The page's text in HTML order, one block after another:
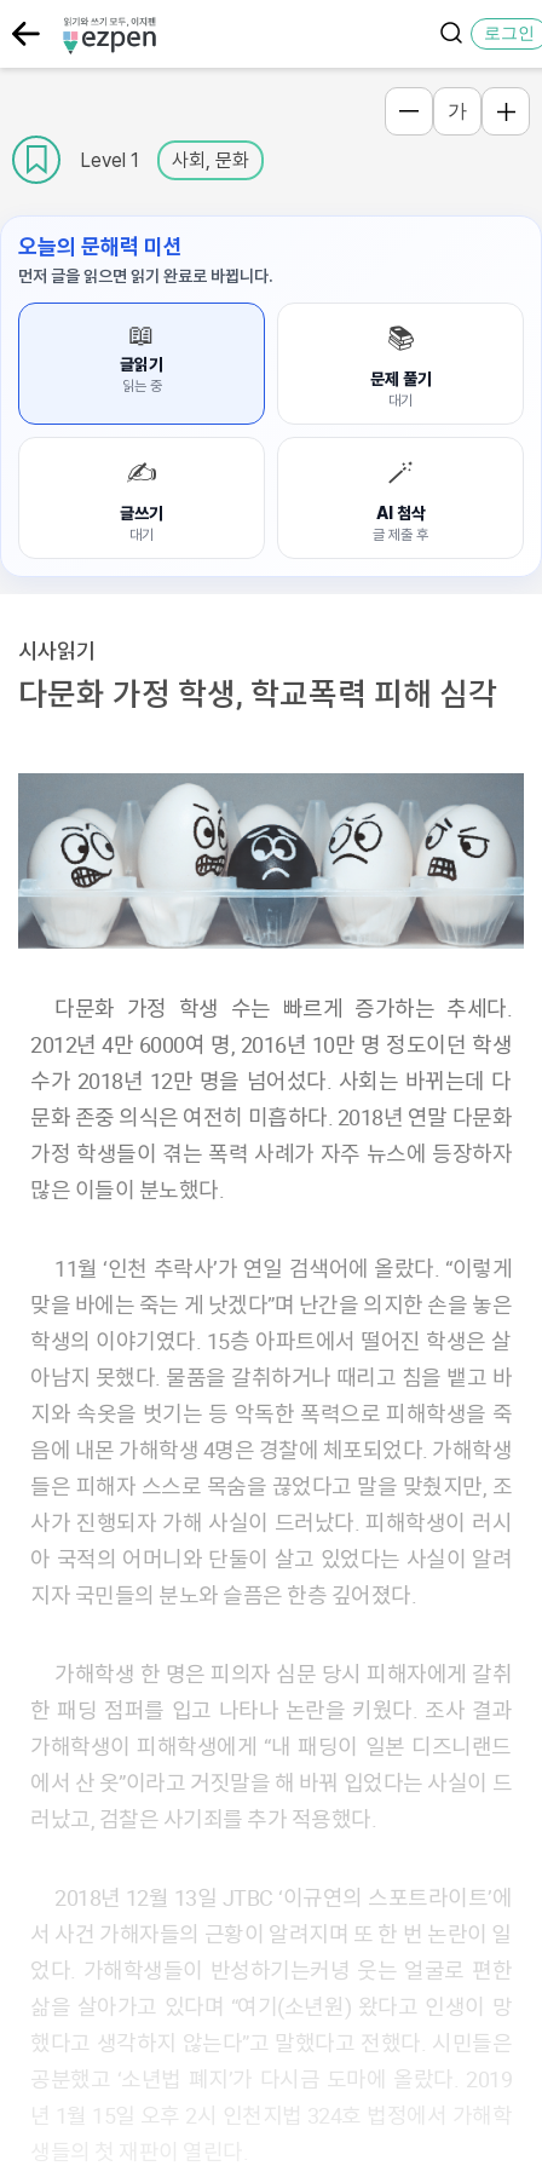
로그인
Level 1 사회, 문화
가
오늘의 문해력 미션
먼저 글을 읽으면 읽기 완료로 바뀝니다.
📖
글읽기
읽는 중
📚
문제 풀기
대기
✍️
글쓰기
대기
🪄
AI 첨삭
글 제출 후
시사읽기
다문화 가정 학생, 학교폭력 피해 심각
다문화 가정 학생 수는 빠르게 증가하는 추세다.
2012년 4만 6000여 명, 2016년 10만 명 정도이던 학생
수가 2018년 12만 명을 넘어섰다. 사회는 바뀌는데 다
문화 존중 의식은 여전히 미흡하다. 2018년 연말 다문화
가정 학생들이 겪는 폭력 사례가 자주 뉴스에 등장하자
많은 이들이 분노했다.
11월 ‘인천 추락사’가 연일 검색어에 올랐다. “이렇게
맞을 바에는 죽는 게 낫겠다”며 난간을 의지한 손을 놓은
학생의 이야기였다. 15층 아파트에서 떨어진 학생은 살
아남지 못했다. 물품을 갈취하거나 때리고 침을 뱉고 바
지와 속옷을 벗기는 등 악독한 폭력으로 피해학생을 죽
음에 내몬 가해학생 4명은 경찰에 체포되었다. 가해학생
들은 피해자 스스로 목숨을 끊었다고 말을 맞췄지만, 조
사가 진행되자 가해 사실이 드러났다. 피해학생이 러시
아 국적의 어머니와 단둘이 살고 있었다는 사실이 알려
지자 국민들의 분노와 슬픔은 한층 깊어졌다.
가해학생 한 명은 피의자 심문 당시 피해자에게 갈취
한 패딩 점퍼를 입고 나타나 논란을 키웠다. 조사 결과
가해학생이 피해학생에게 “내 패딩이 일본 디즈니랜드
에서 산 옷”이라고 거짓말을 해 바꿔 입었다는 사실이 드
러났고, 검찰은 사기죄를 추가 적용했다.
2018년 12월 13일 JTBC ‘이규연의 스포트라이트’에
서 사건 가해자들의 근황이 알려지며 또 한 번 논란이 일
었다. 가해학생들이 반성하기는커녕 웃는 얼굴로 편한
삶을 살아가고 있다며 “여기(소년원) 왔다고 인생이 망
했다고 생각하지 않는다”고 말했다고 전했다. 시민들은
공분했고 ‘소년법 폐지’가 다시금 도마에 올랐다. 2019
년 1월 15일 오후 2시 인천지법 324호 법정에서 가해학